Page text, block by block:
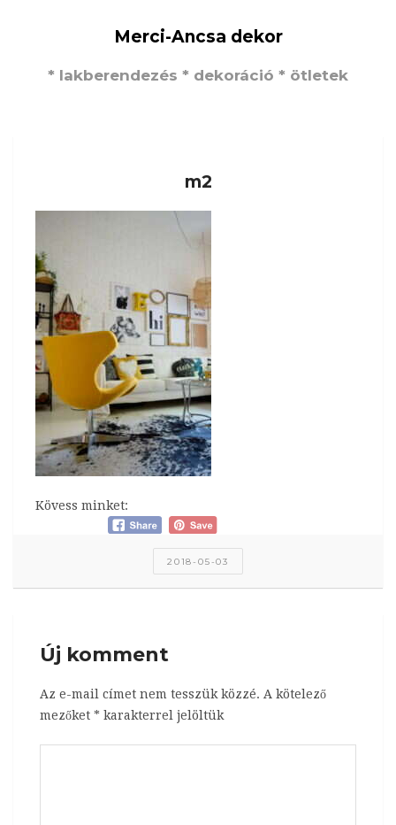
Merci-Ancsa dekor
* lakberendezés * dekoráció * ötletek
m2
Kövess minket:
2018-05-03
Új komment
Az e-mail címet nem tesszük közzé. A kötelező
mezőket * karakterrel jelöltük